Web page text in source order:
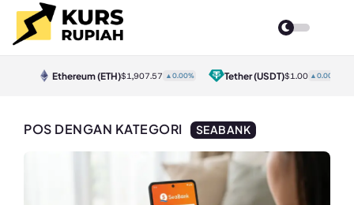
Ethereum(ETH)$1,907.57 ▲0.00% Tether(USDT)$1.00▲0.00%
POS DENGAN KATEGORI SEABANK